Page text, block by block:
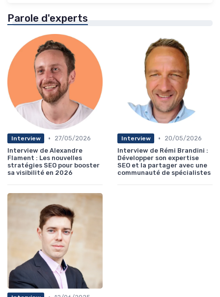
Parole d'experts
Interview •
27/05/2026
Interview de Alexandre
Flament : Les nouvelles
stratégies SEO pour booster
sa visibilité en 2026
Interview •
20/05/2026
Interview de Rémi Brandini :
Développer son expertise
SEO et la partager avec une
communauté de spécialistes